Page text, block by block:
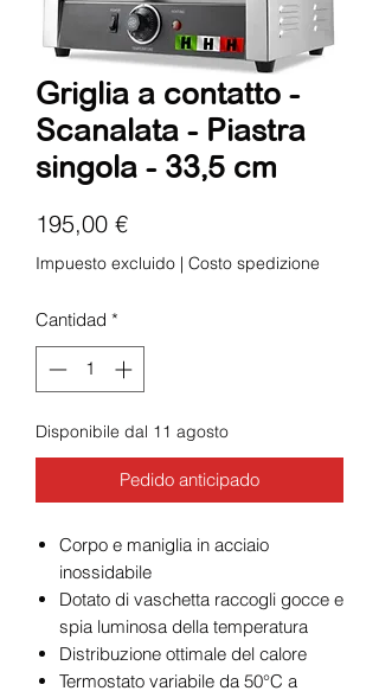
Griglia a contatto -
Scanalata - Piastra
singola - 33,5 cm
195,00 €Precio
Impuesto excluido | Costo spedizione
Cantidad *
Disponibile dal 11 agosto
Pedido anticipado
Corpo e maniglia in acciaio
inossidabile
Dotato di vaschetta raccogli gocce e
spia luminosa della temperatura
Distribuzione ottimale del calore
Termostato variabile da 50°C a